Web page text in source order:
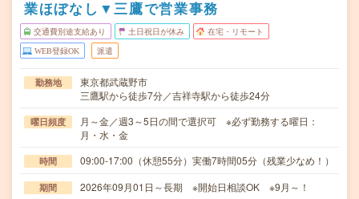
業ほぼなし▼三鷹で営業事務
交通費別途支給あり 土日祝日が休み 在宅・リモート
WEB登録OK 派遣
勤務地
東京都武蔵野市
三鷹駅から徒歩7分／吉祥寺駅から徒歩24分
曜日頻度
月～金／週3～5日の間で選択可 ※必ず勤務する曜日：
月・水・金
時間 09:00-17:00（休憩55分）実働7時間05分（残業少なめ！）
期間 2026年09月01日～長期 ※開始日相談OK ※9月～！